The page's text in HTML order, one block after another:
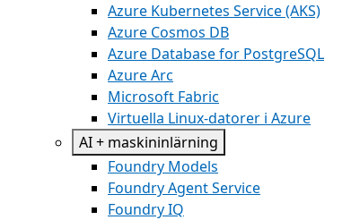
Azure Kubernetes Service (AKS)
Azure Cosmos DB
Azure Database for PostgreSQL
Azure Arc​
Microsoft Fabric
Virtuella Linux-datorer i Azure
AI + maskininlärning
Foundry Models
Foundry Agent Service
Foundry IQ